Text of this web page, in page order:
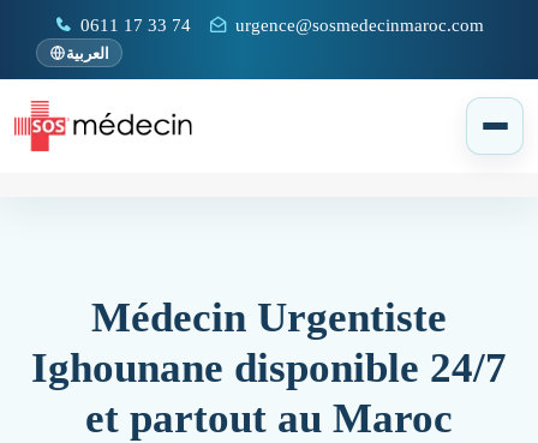
0611 17 33 74 urgence@sosmedecinmaroc.com
العربية
Médecin Urgentiste
Ighounane disponible 24/7
et partout au Maroc